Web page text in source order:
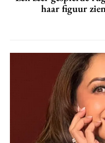
haar figuur